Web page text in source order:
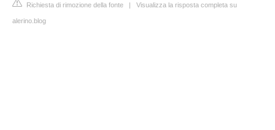
Richiesta di rimozione della fonte | Visualizza la risposta completa su
alerino.blog